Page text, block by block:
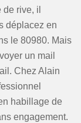
rive, il
déplacez en
le 80980. Mais
un mail
Chez Alain
habillage de
engagement.